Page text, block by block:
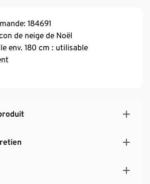
184691
de neige de Noël
env. 180 cm : utilisable